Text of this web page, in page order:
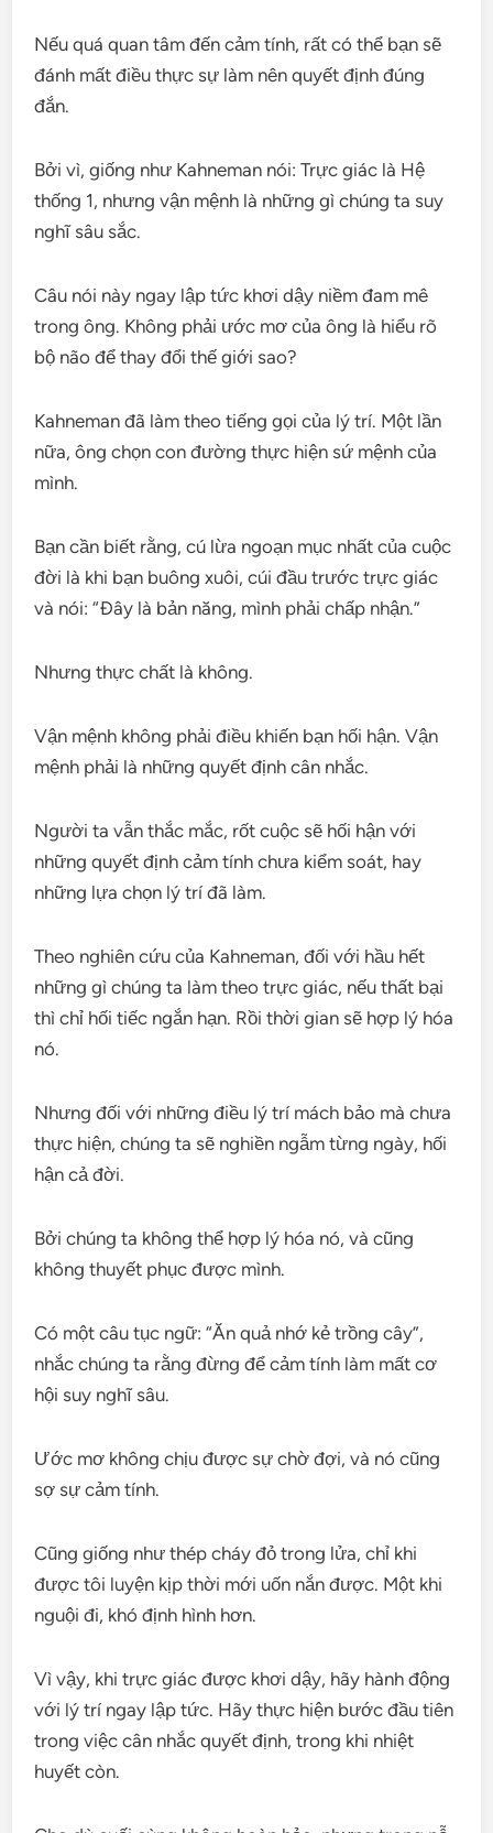
Nếu quá quan tâm đến cảm tính, rất có thể bạn sẽ
đánh mất điều thực sự làm nên quyết định đúng
đắn.
Bởi vì, giống như Kahneman nói: Trực giác là Hệ
thống 1, nhưng vận mệnh là những gì chúng ta suy
nghĩ sâu sắc.
Câu nói này ngay lập tức khơi dậy niềm đam mê
trong ông. Không phải ước mơ của ông là hiểu rõ
bộ não để thay đổi thế giới sao?
Kahneman đã làm theo tiếng gọi của lý trí. Một lần
nữa, ông chọn con đường thực hiện sứ mệnh của
mình.
Bạn cần biết rằng, cú lừa ngoạn mục nhất của cuộc
đời là khi bạn buông xuôi, cúi đầu trước trực giác
và nói: “Đây là bản năng, mình phải chấp nhận.”
Nhưng thực chất là không.
Vận mệnh không phải điều khiến bạn hối hận. Vận
mệnh phải là những quyết định cân nhắc.
Người ta vẫn thắc mắc, rốt cuộc sẽ hối hận với
những quyết định cảm tính chưa kiểm soát, hay
những lựa chọn lý trí đã làm.
Theo nghiên cứu của Kahneman, đối với hầu hết
những gì chúng ta làm theo trực giác, nếu thất bại
thì chỉ hối tiếc ngắn hạn. Rồi thời gian sẽ hợp lý hóa
nó.
Nhưng đối với những điều lý trí mách bảo mà chưa
thực hiện, chúng ta sẽ nghiền ngẫm từng ngày, hối
hận cả đời.
Bởi chúng ta không thể hợp lý hóa nó, và cũng
không thuyết phục được mình.
Có một câu tục ngữ: “Ăn quả nhớ kẻ trồng cây”,
nhắc chúng ta rằng đừng để cảm tính làm mất cơ
hội suy nghĩ sâu.
Ước mơ không chịu được sự chờ đợi, và nó cũng
sợ sự cảm tính.
Cũng giống như thép cháy đỏ trong lửa, chỉ khi
được tôi luyện kịp thời mới uốn nắn được. Một khi
nguội đi, khó định hình hơn.
Vì vậy, khi trực giác được khơi dậy, hãy hành động
với lý trí ngay lập tức. Hãy thực hiện bước đầu tiên
trong việc cân nhắc quyết định, trong khi nhiệt
huyết còn.